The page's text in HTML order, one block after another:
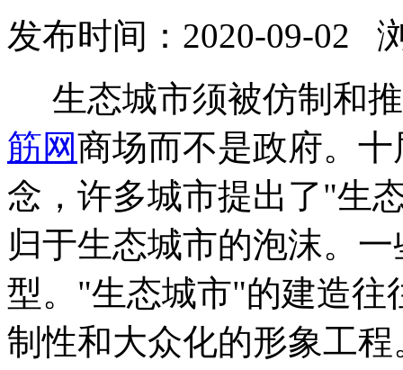
发布时间：2020-09-02
生态城市须被仿制和
筋网商场而不是政府。
念，许多城市提出了"生
归于生态城市的泡沫。
型。"生态城市"的建造往
制性和大众化的形象工